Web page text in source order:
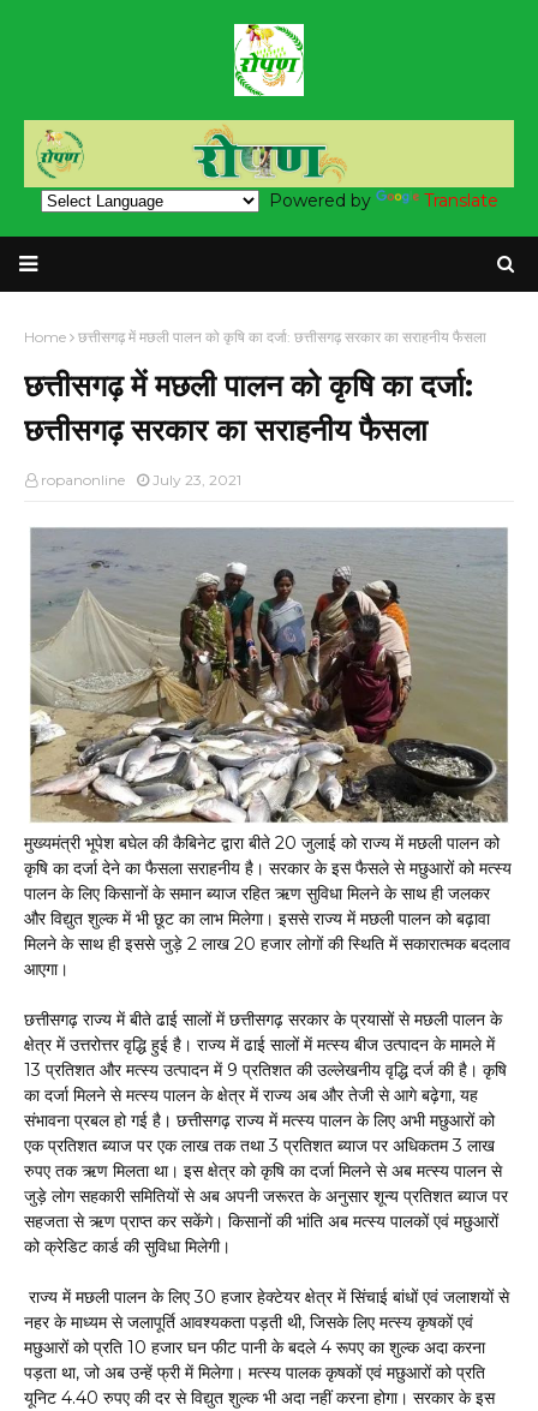
Powered by Translate
Home छत्तीसगढ़ में मछली पालन को कृषि का दर्जा: छत्तीसगढ़ सरकार का सराहनीय फैसला
छत्तीसगढ़ में मछली पालन को कृषि का दर्जा:
छत्तीसगढ़ सरकार का सराहनीय फैसला
ropanonline July 23, 2021
मुख्यमंत्री भूपेश बघेल की कैबिनेट द्वारा बीते 20 जुलाई को राज्य में मछली पालन को
कृषि का दर्जा देने का फैसला सराहनीय है। सरकार के इस फैसले से मछुआरों को मत्स्य
पालन के लिए किसानों के समान ब्याज रहित ऋण सुविधा मिलने के साथ ही जलकर
और विद्युत शुल्क में भी छूट का लाभ मिलेगा। इससे राज्य में मछली पालन को बढ़ावा
मिलने के साथ ही इससे जुड़े 2 लाख 20 हजार लोगों की स्थिति में सकारात्मक बदलाव
आएगा।
छत्तीसगढ़ राज्य में बीते ढाई सालों में छत्तीसगढ़ सरकार के प्रयासों से मछली पालन के
क्षेत्र में उत्तरोत्तर वृद्धि हुई है। राज्य में ढाई सालों में मत्स्य बीज उत्पादन के मामले में
13 प्रतिशत और मत्स्य उत्पादन में 9 प्रतिशत की उल्लेखनीय वृद्धि दर्ज की है। कृषि
का दर्जा मिलने से मत्स्य पालन के क्षेत्र में राज्य अब और तेजी से आगे बढ़ेगा, यह
संभावना प्रबल हो गई है। छत्तीसगढ़ राज्य में मत्स्य पालन के लिए अभी मछुआरों को
एक प्रतिशत ब्याज पर एक लाख तक तथा 3 प्रतिशत ब्याज पर अधिकतम 3 लाख
रुपए तक ऋण मिलता था। इस क्षेत्र को कृषि का दर्जा मिलने से अब मत्स्य पालन से
जुड़े लोग सहकारी समितियों से अब अपनी जरूरत के अनुसार शून्य प्रतिशत ब्याज पर
सहजता से ऋण प्राप्त कर सकेंगे। किसानों की भांति अब मत्स्य पालकों एवं मछुआरों
को क्रेडिट कार्ड की सुविधा मिलेगी।
राज्य में मछली पालन के लिए 30 हजार हेक्टेयर क्षेत्र में सिंचाई बांधों एवं जलाशयों से
नहर के माध्यम से जलापूर्ति आवश्यकता पड़ती थी, जिसके लिए मत्स्य कृषकों एवं
मछुआरों को प्रति 10 हजार घन फीट पानी के बदले 4 रूपए का शुल्क अदा करना
पड़ता था, जो अब उन्हें फ्री में मिलेगा। मत्स्य पालक कृषकों एवं मछुआरों को प्रति
यूनिट 4.40 रुपए की दर से विद्युत शुल्क भी अदा नहीं करना होगा। सरकार के इस